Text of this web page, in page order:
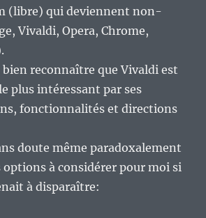
(libre) qui deviennent non-
Vivaldi, Opera, Chrome,
bien reconnaître que Vivaldi est
plus intéressant par ses
fonctionnalités et directions
doute même paradoxalement
options à considérer pour moi si
à disparaître: